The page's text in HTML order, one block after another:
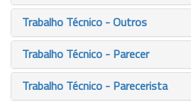
Trabalho Técnico - Outros
Trabalho Técnico - Parecer
Trabalho Técnico - Parecerista